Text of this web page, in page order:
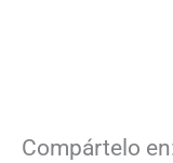
Compártelo